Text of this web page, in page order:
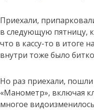
Приехали,
в следующую пятницу,
что в кассу-то в итоге
внутри тоже было
Но раз приехали, пошли
«Манометр», включая
многое